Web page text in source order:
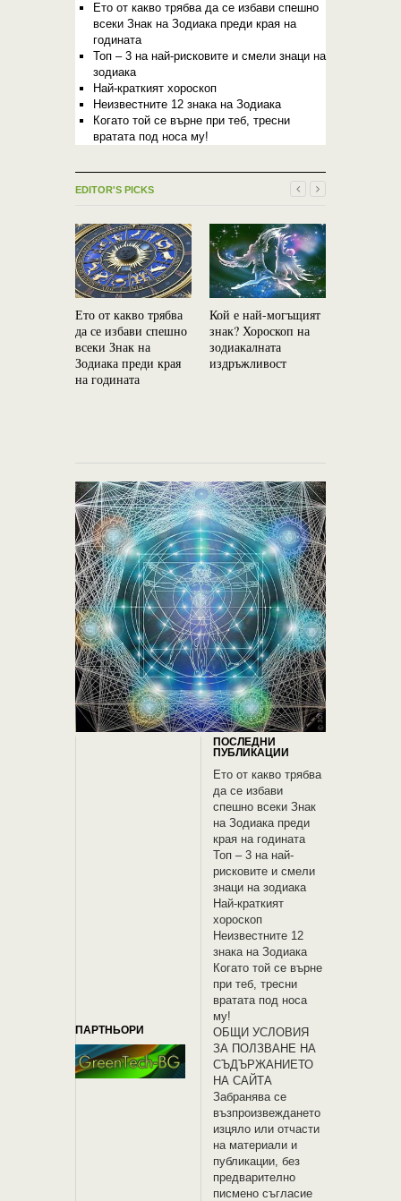
Ето от какво трябва да се избави спешно
всеки Знак на Зодиака преди края на
годината
Топ – 3 на най-рисковите и смели знаци на
зодиака
Най-краткият хороскоп
Неизвестните 12 знака на Зодиака
Когато той се върне при теб, тресни
вратата под носа му!
EDITOR'S PICKS
Ето от какво трябва
да се избави спешно
всеки Знак на
Зодиака преди края
на годината
Кой е най-могъщият
знак? Хороскоп на
зодиакалната
издръжливост
ПОСЛЕДНИ
ПУБЛИКАЦИИ
Ето от какво трябва
да се избави
спешно всеки Знак
на Зодиака преди
края на годината
Топ – 3 на най-
рисковите и смели
знаци на зодиака
Най-краткият
хороскоп
Неизвестните 12
знака на Зодиака
Когато той се върне
при теб, тресни
вратата под носа
му!
ПАРТНЬОРИ
OБЩИ УСЛОВИЯ
ЗА ПОЛЗВАНЕ НА
СЪДЪРЖАНИЕТО
НА САЙТА
Забранява се
възпроизвеждането
изцяло или отчасти
на материали и
публикации, без
предварително
писмено съгласие